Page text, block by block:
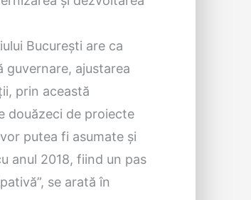
Bucureşti are ca
guvernare, ajustarea
prin această
douăzeci de proiecte
putea fi asumate şi
anul 2018, fiind un pas
se arată în